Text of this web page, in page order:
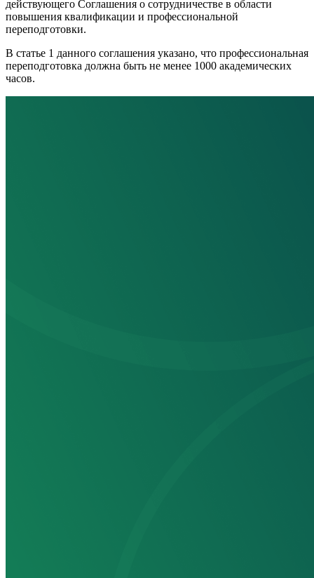
действующего Соглашения о сотрудничестве в области
повышения квалификации и профессиональной
переподготовки.
В статье 1 данного соглашения указано, что профессиональная
переподготовка должна быть не менее 1000 академических
часов.